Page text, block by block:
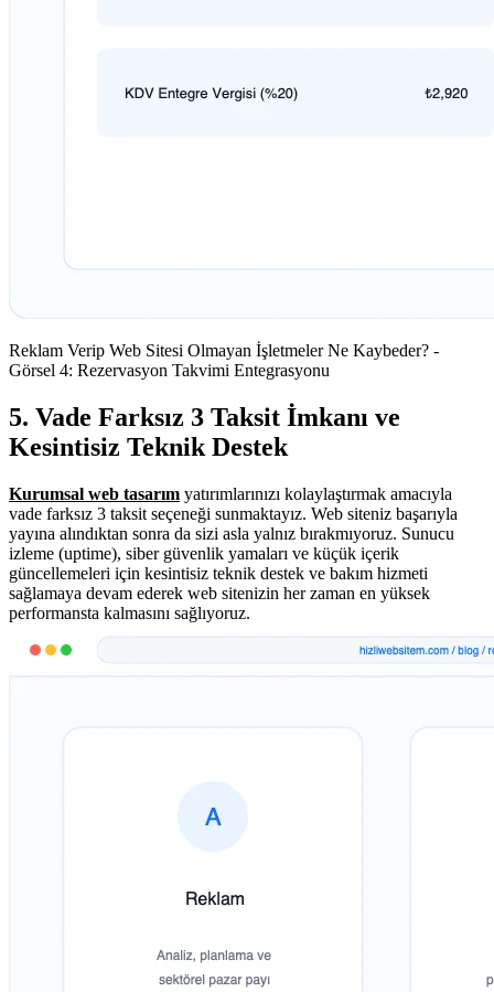
Reklam Verip Web Sitesi Olmayan İşletmeler Ne Kaybeder? -
Görsel 4: Rezervasyon Takvimi Entegrasyonu
5. Vade Farksız 3 Taksit İmkanı ve
Kesintisiz Teknik Destek
Kurumsal web tasarım yatırımlarınızı kolaylaştırmak amacıyla
vade farksız 3 taksit seçeneği sunmaktayız. Web siteniz başarıyla
yayına alındıktan sonra da sizi asla yalnız bırakmıyoruz. Sunucu
izleme (uptime), siber güvenlik yamaları ve küçük içerik
güncellemeleri için kesintisiz teknik destek ve bakım hizmeti
sağlamaya devam ederek web sitenizin her zaman en yüksek
performansta kalmasını sağlıyoruz.